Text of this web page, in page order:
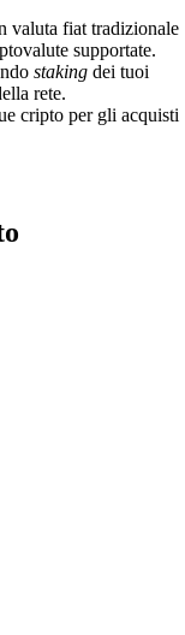
valuta fiat tradizionale
supportate.
staking dei tuoi
rete.
cripto per gli acquisti